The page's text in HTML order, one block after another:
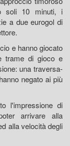
soli 10 minuti, i
a due eurogol di
e hanno giocato
trame di gioco e
una traversa-
negato ai più
l'impressione di
arrivare alla
alla velocità degli